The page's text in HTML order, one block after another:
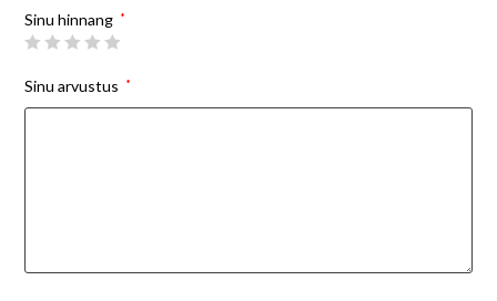
Sinu hinnang *
Sinu arvustus *